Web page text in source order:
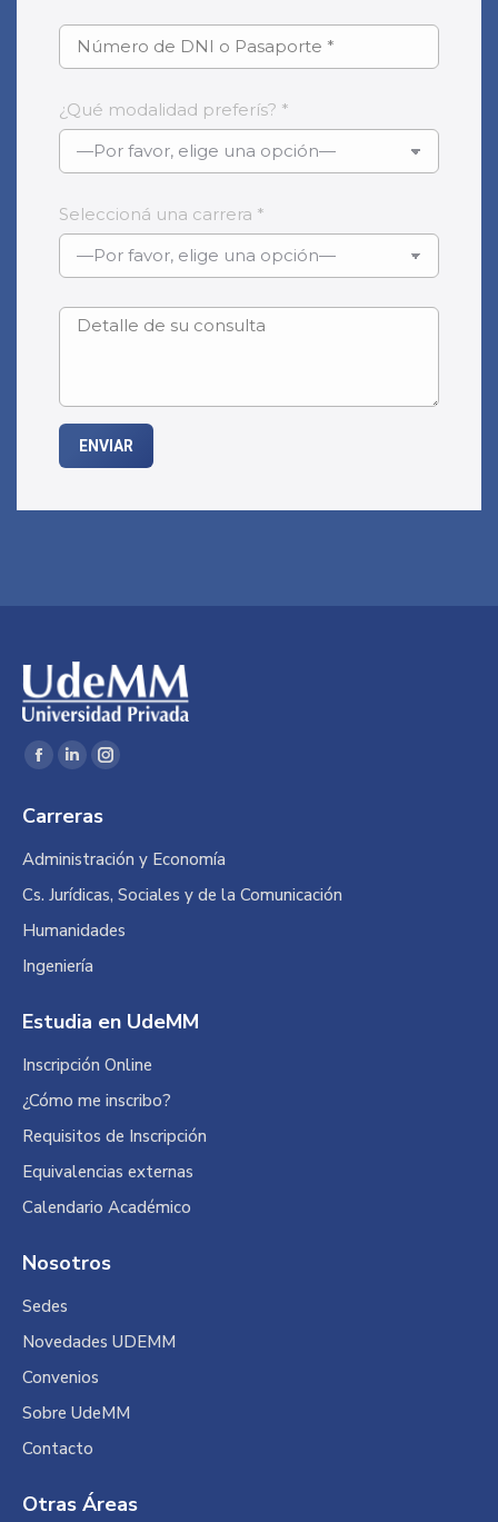
¿Qué modalidad preferís? *
Seleccioná una carrera *
Encuéntranos en:
Facebook
opens
in
new
Linkedin
opens
in
new
Instagram
in
new
Carreras
Administración y Economía
Cs. Jurídicas, Sociales y de la Comunicación
Humanidades
Ingeniería
Estudia en UdeMM
Inscripción Online
¿Cómo me inscribo?
Requisitos de Inscripción
Equivalencias externas
Calendario Académico
Nosotros
Sedes
Novedades UDEMM
Convenios
Sobre UdeMM
Contacto
Otras Áreas